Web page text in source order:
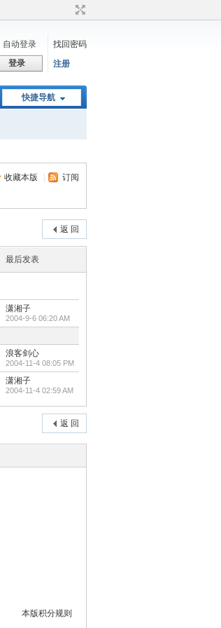
自动登录
找回密码
登录 注册
快捷导航
收藏本版 订阅
返 回
最后发表
潇湘子
2004-9-6 06:20 AM
浪客剑心
2004-11-4 08:05 PM
潇湘子
2004-11-4 02:59 AM
返 回
本版积分规则